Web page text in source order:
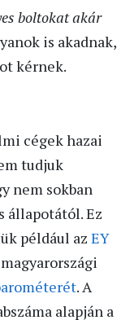
boltokat akár
is akadnak,
kérnek.
cégek hazai
tudjuk
nem sokban
állapotától. Ez
például az EY
. A
alapján a